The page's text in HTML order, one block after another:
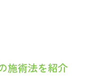
施術法を紹介